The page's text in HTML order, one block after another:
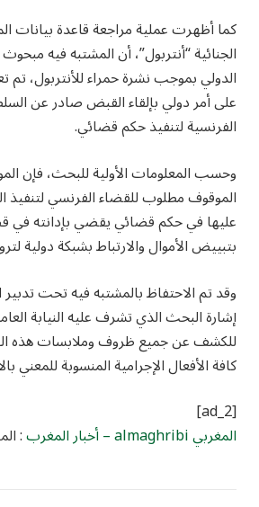
كما أظهرت عملية مراجعة قاعدة بيانات
الجنائية “أنتربول”، أن المشتبه فيه
الدولي بموجب نشرة حمراء للأنتربول، تم
على أمر دولي بإلقاء القبض صادر عن
الفرنسية لتنفيذ حكم قضائي.
وحسب المعلومات الأولية للبحث، فإن
الموقوف مطلوب للقضاء الفرنسي
عليها في حكم قضائي يقضي بإدانته في
بتبييض الأموال والارتباط بشبكة دولية
وقد تم الاحتفاظ بالمشتبه فيه تحت
إشارة البحث الذي تشرف عليه النيابة
للكشف عن جميع ظروف وملابسات هذه
كافة الأفعال الإجرامية المنسوبة للمعني
[ad_2]
المغربي almaghribi – أخبار المغرب :